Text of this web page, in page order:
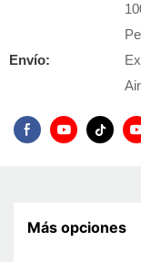
Envío:
Air
Más opciones